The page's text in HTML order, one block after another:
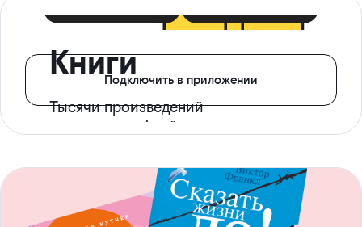
Книги
Тысячи произведений
с доступом офлайн
Подключить в приложении